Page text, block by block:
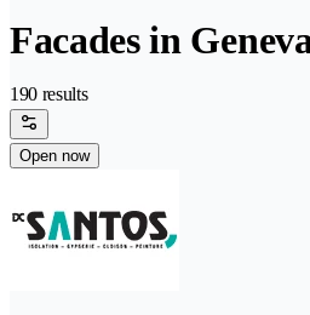
Facades in
190 results
Open now